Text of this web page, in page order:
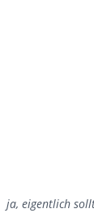
ja, eigentlich